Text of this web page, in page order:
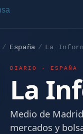
España La
DIARIO · ESPAÑA
La
Medio de
mercados y